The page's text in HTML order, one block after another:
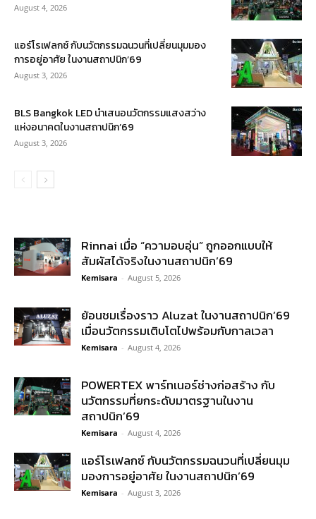
August 4, 2026
แอร์โรเฟลกซ์ กับนวัตกรรมฉนวนที่เปลี่ยนมุมมอง
การอยู่อาศัย ในงานสถาปนิก’69
August 3, 2026
BLS Bangkok LED นำเสนอนวัตกรรมแสงสว่าง
แห่งอนาคตในงานสถาปนิก’69
August 3, 2026
Rinnai เมื่อ “ความอบอุ่น” ถูกออกแบบให้
สัมผัสได้จริงในงานสถาปนิก’69
Kemisara - August 5, 2026
ย้อนชมเรื่องราว Aluzat ในงานสถาปนิก’69
เมื่อนวัตกรรมเติบโตไปพร้อมกับกาลเวลา
Kemisara - August 4, 2026
POWERTEX พาร์ทเนอร์ช่างก่อสร้าง กับ
นวัตกรรมที่ยกระดับมาตรฐานในงาน
สถาปนิก’69
Kemisara - August 4, 2026
แอร์โรเฟลกซ์ กับนวัตกรรมฉนวนที่เปลี่ยนมุม
มองการอยู่อาศัย ในงานสถาปนิก’69
Kemisara - August 3, 2026